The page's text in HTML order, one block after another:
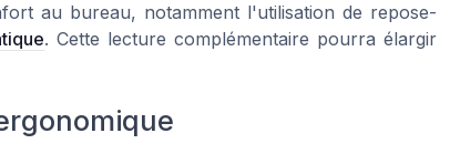
au bureau, notamment l'utilisation de repose-
. Cette lecture complémentaire pourra élargir